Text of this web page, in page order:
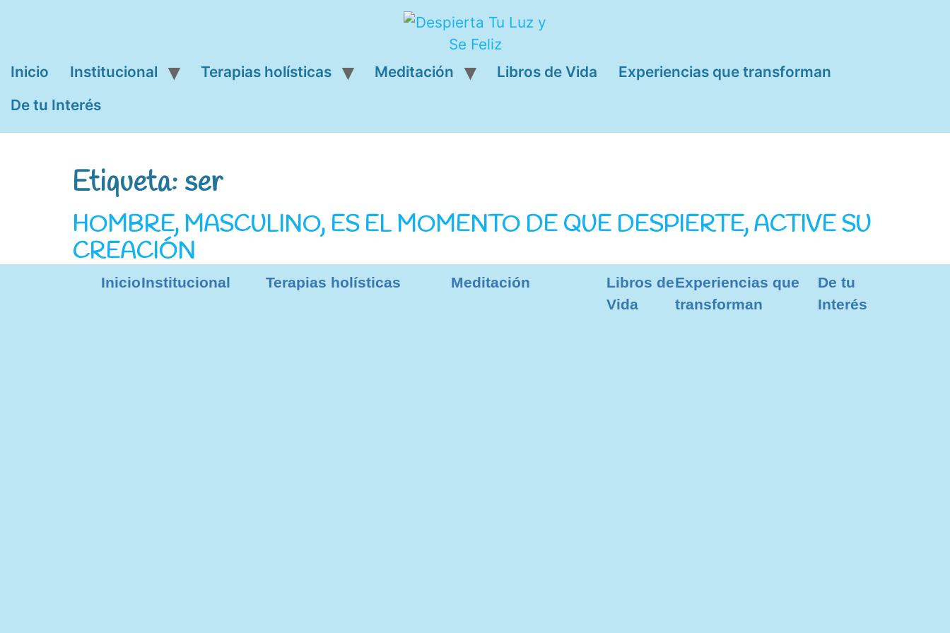
Inicio Institucional Terapias holísticas Meditación Libros de Vida
Experiencias que transforman
De tu Interés
Etiqueta: ser
HOMBRE, MASCULINO, ES EL MOMENTO DE QUE DESPIERTE, ACTIVE SU
CREACIÓN
Los hombres, masculinos, necesitan despertar en sus códigos genéticos la Luz de la creación, que los lleva a ser
InicioInstitucional Terapias holísticas Meditación
Libros de
Vida
Experiencias que
transforman
De tu
Interés